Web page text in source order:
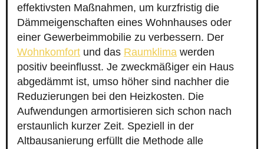
effektivsten Maßnahmen, um kurzfristig die
Dämmeigenschaften eines Wohnhauses oder
einer Gewerbeimmobilie zu verbessern. Der
Wohnkomfort und das Raumklima werden
positiv beeinflusst. Je zweckmäßiger ein Haus
abgedämmt ist, umso höher sind nachher die
Reduzierungen bei den Heizkosten. Die
Aufwendungen armortisieren sich schon nach
erstaunlich kurzer Zeit. Speziell in der
Altbausanierung erfüllt die Methode alle